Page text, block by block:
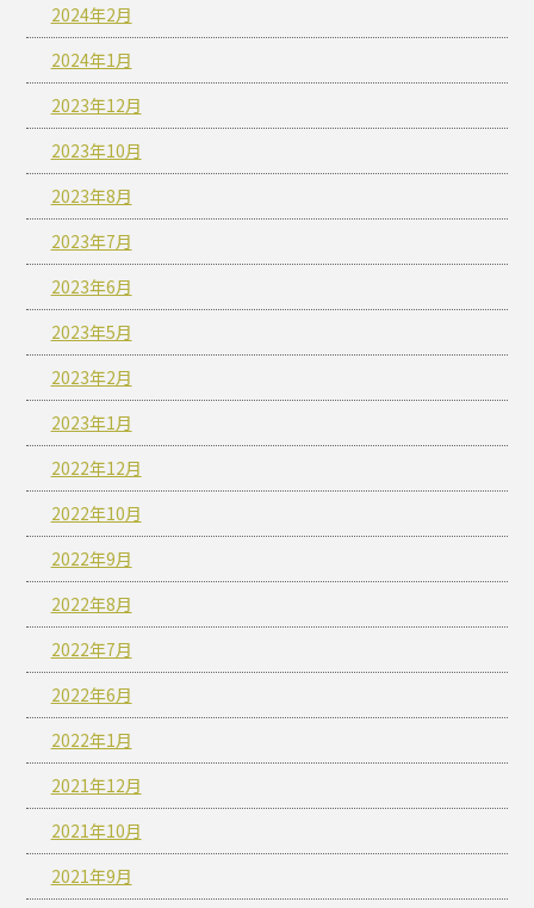
2024年2月
2024年1月
2023年12月
2023年10月
2023年8月
2023年7月
2023年6月
2023年5月
2023年2月
2023年1月
2022年12月
2022年10月
2022年9月
2022年8月
2022年7月
2022年6月
2022年1月
2021年12月
2021年10月
2021年9月